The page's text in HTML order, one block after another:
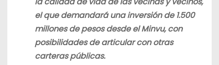
el que demandará una inversión de 1.500
millones de pesos desde el Minvu, con
posibilidades de articular con otras
carteras públicas.